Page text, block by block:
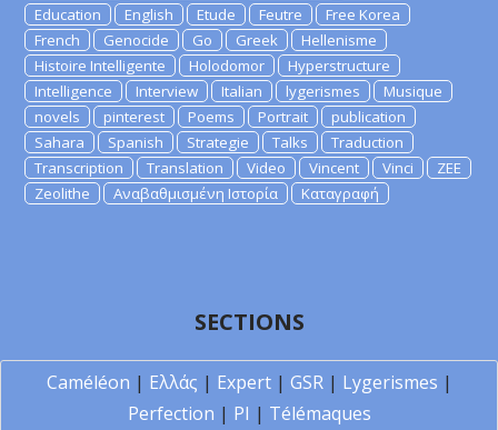
Education
English Etude Feutre
Free Korea
French
Genocide Go Greek
Hellenisme
Histoire Intelligente
Holodomor
Hyperstructure
Intelligence
Interview Italian lygerismes
Musique
novels
pinterest Poems Portrait
publication
Sahara
Spanish Strategie Talks
Traduction
Transcription
Translation Video Vincent Vinci
ZEE
Zeolithe
Αναβαθμισμένη Ιστορία Καταγραφή
SECTIONS
Caméléon | Ελλάς | Expert| GSR| Lygerismes |
Perfection | PI | Télémaques